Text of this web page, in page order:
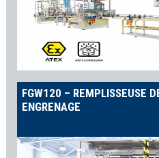
FGW120 – REMPLISSEUSE
ENGRENAGE